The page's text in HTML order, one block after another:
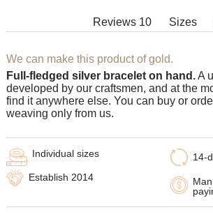
width, length and
Reviews 10 Sizes
We can make this product of gold.
Full-fledged silver bracelet on hand.A
developed by our craftsmen, and at the
find it anywhere else. You can buy or
weaving only from us.
14-
Individual sizes
Establish 2014